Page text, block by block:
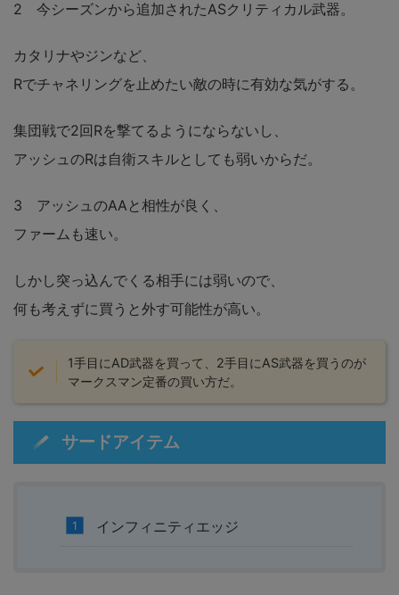
2 今シーズンから追加されたASクリティカル武器。
カタリナやジンなど、
Rでチャネリングを止めたい敵の時に有効な気がする。
集団戦で2回Rを撃てるようにならないし、
アッシュのRは自衛スキルとしても弱いからだ。
3 アッシュのAAと相性が良く、
ファームも速い。
しかし突っ込んでくる相手には弱いので、
何も考えずに買うと外す可能性が高い。
1手目にAD武器を買って、2手目にAS武器を買うのが
マークスマン定番の買い方だ。
サードアイテム
インフィニティエッジ